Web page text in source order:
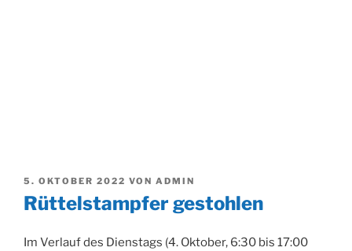
VERÖFFENTLICHT
AM
5. OKTOBER 2022 VON ADMIN
Rüttelstampfer gestohlen
Im Verlauf des Dienstags (4. Oktober, 6:30 bis 17:00